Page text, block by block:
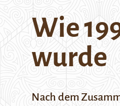
Wie
wurde
Nach dem